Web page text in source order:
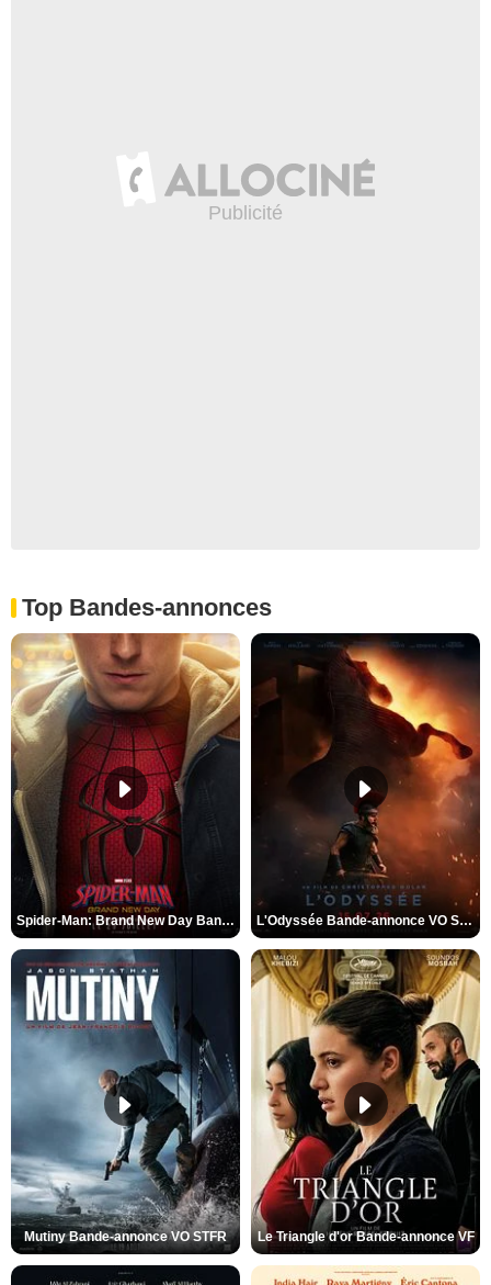
Top Bandes-annonces
Spider-Man: Brand New Day Bande-annonce VO STFR L'Odyssée Bande-annonce VO STFR
Mutiny Bande-annonce VO STFR Le Triangle d'or Bande-annonce VF